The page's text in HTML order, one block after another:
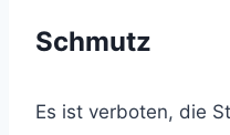
Schmutz
Es ist verboten, die